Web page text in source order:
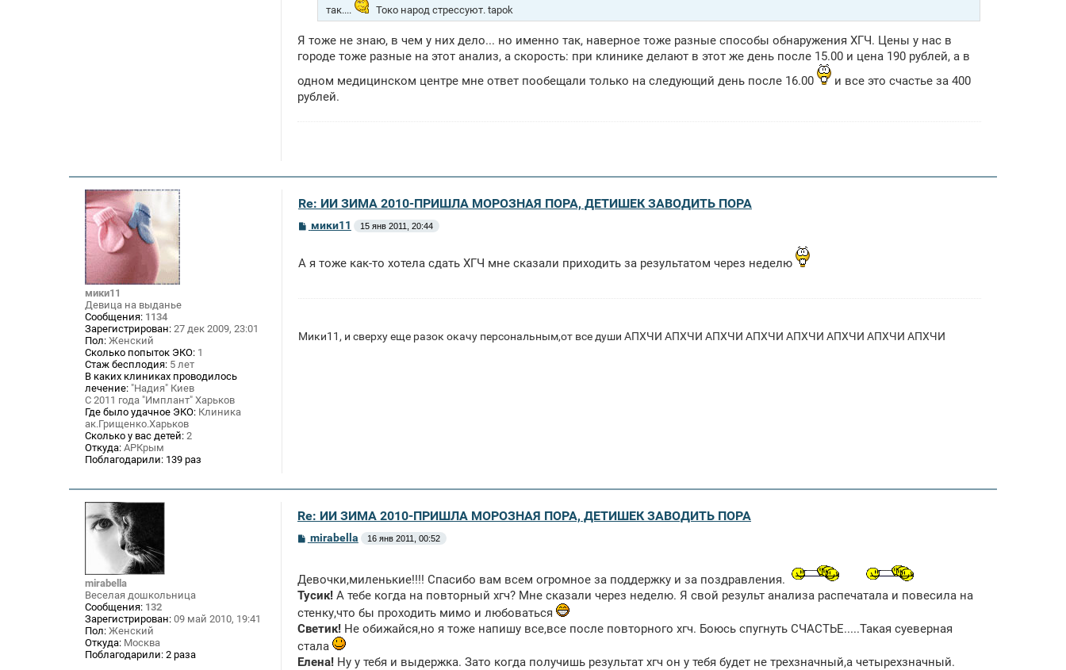
так....
Токо народ стрессуют. tapok
Я тоже не знаю, в чем у них дело... но именно так, наверное тоже разные способы обнаружения ХГЧ. Цены у нас в
городе тоже разные на этот анализ, а скорость: при клинике делают в этот же день после 15.00 и цена 190 рублей, а в
одном медицинском центре мне ответ пообещали только на следующий день после 16.00
и все это счастье за 400
рублей.
мики11
Девица на выданье
Сообщения: 1134
Зарегистрирован: 27 дек 2009, 23:01
Пол: Женский
Сколько попыток ЭКО: 1
Стаж бесплодия: 5 лет
В каких клиниках проводилось
лечение: "Надия" Киев
С 2011 года "Имплант" Харьков
Где было удачное ЭКО: Клиника
ак.Грищенко.Харьков
Сколько у вас детей: 2
Откуда: АРКрым
Поблагодарили: 139 раз
Re: ИИ ЗИМА 2010-ПРИШЛА МОРОЗНАЯ ПОРА, ДЕТИШЕК ЗАВОДИТЬ ПОРА
С
щ
мики11 15 янв 2011, 20:44
А я тоже как-то хотела сдать ХГЧ мне сказали приходить за результатом через неделю
Мики11, и сверху еще разок окачу персональным,от все души АПХЧИ АПХЧИ АПХЧИ АПХЧИ АПХЧИ АПХЧИ АПХЧИ АПХЧИ
mirabella
Веселая дошкольница
Сообщения: 132
Зарегистрирован: 09 май 2010, 19:41
Пол: Женский
Откуда: Москва
Поблагодарили: 2 раза
Re: ИИ ЗИМА 2010-ПРИШЛА МОРОЗНАЯ ПОРА, ДЕТИШЕК ЗАВОДИТЬ ПОРА
С
щ
е
н
и
е
mirabella 16 янв 2011, 00:52
Девочки,миленькие!!!! Спасибо вам всем огромное за поддержку и за поздравления.
Тусик! А тебе когда на повторный хгч? Мне сказали через неделю. Я свой результ анализа распечатала и повесила на
стенку,что бы проходить мимо и любоваться
Светик! Не обижайся,но я тоже напишу все,все после повторного хгч. Боюсь спугнуть СЧАСТЬЕ.....Такая суеверная
стала
Елена! Ну у тебя и выдержка. Зато когда получишь результат хгч он у тебя будет не трехзначный,а четырехзначный.